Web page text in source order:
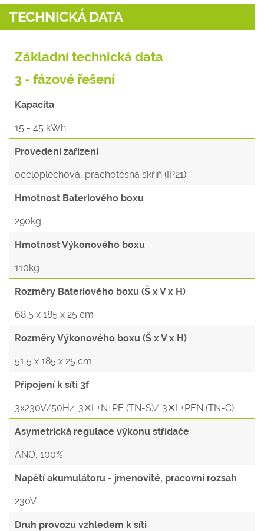
TECHNICKÁ DATA
Základní technická data
3 - fázové řešení
Kapacita
15 - 45 kWh
Provedení zařízení
oceloplechová, prachotěsná skříň (IP21)
Hmotnost Bateriového boxu
290kg
Hmotnost Výkonového boxu
110kg
Rozměry Bateriového boxu (Š x V x H)
68,5 x 185 x 25 cm
Rozměry Výkonového boxu (Š x V x H)
51,5 x 185 x 25 cm
Připojení k síti 3f
3x230V/50Hz; 3✕L+N+PE (TN-S)/ 3✕L+PEN (TN-C)
Asymetrická regulace výkonu střídače
ANO, 100%
Napětí akumulátoru - jmenovité, pracovní rozsah
230V
Druh provozu vzhledem k síti